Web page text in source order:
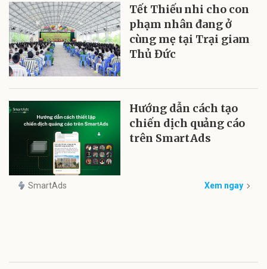
Tết Thiếu nhi cho con
phạm nhân đang ở
cùng mẹ tại Trại giam
Thủ Đức
Hướng dẫn cách tạo
chiến dịch quảng cáo
trên SmartAds
SmartAds Xem ngay